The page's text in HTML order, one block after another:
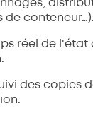
conteneur…).
réel de l'état
des copies